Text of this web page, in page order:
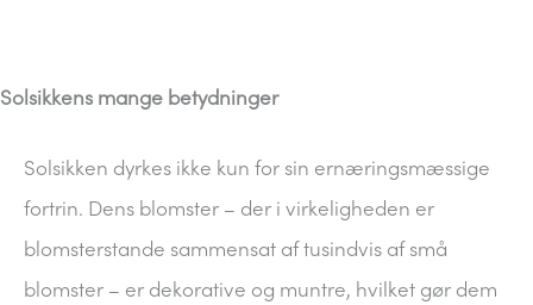
Solsikkens mange betydninger
Solsikken dyrkes ikke kun for sin ernæringsmæssige
fortrin. Dens blomster – der i virkeligheden er
blomsterstande sammensat af tusindvis af små
blomster – er dekorative og muntre, hvilket gør dem